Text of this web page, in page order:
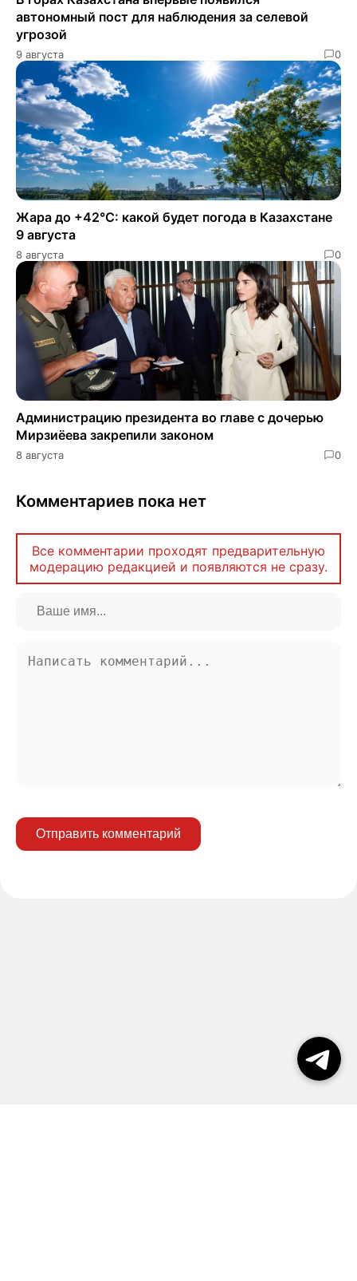
автономный пост для наблюдения за селевой
угрозой
9 августа 0
Жара до +42°C: какой будет погода в Казахстане
9 августа
8 августа 0
Администрацию президента во главе с дочерью
Мирзиёева закрепили законом
8 августа 0
Комментариев пока нет
Все комментарии проходят предварительную
модерацию редакцией и появляются не сразу.
Отправить комментарий